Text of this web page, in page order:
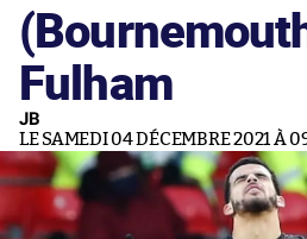
Fulham
JB
LE SAMEDI 04 DÉCEMBRE 2021 À